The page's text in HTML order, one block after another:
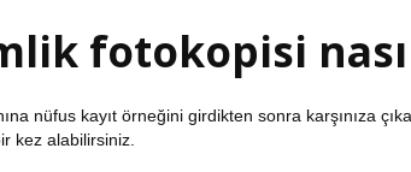
fotokopisi nasıl
nüfus kayıt örneğini girdikten sonra karşınıza
kez alabilirsiniz.